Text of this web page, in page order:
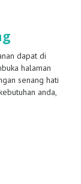
dapat di
halaman
senang hati
anda,